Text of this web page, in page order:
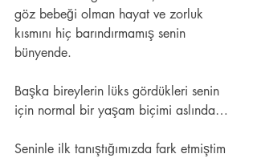
göz bebeği olman hayat ve zorluk
kısmını hiç barındırmamış senin
bünyende.
Başka bireylerin lüks gördükleri senin
için normal bir yaşam biçimi aslında…
Seninle ilk tanıştığımızda fark etmiştim